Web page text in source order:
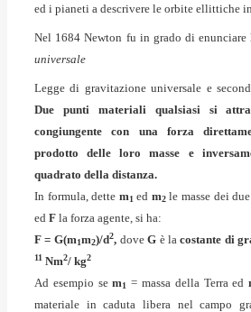
ed i pianeti a descrivere le orbite ellittiche
Nel 1684 Newton fu in grado di enunciare
universale
Legge di gravitazione universale e
Due punti materiali qualsiasi si
congiungente con una forza
prodotto delle loro masse e
quadrato della distanza.
In formula, dette m1 ed m2le masse dei
ed F la forza agente, si ha:
F = G(m1m2)/d2, doveG è lacostante di
11 Nm2/ kg2
Ad esempio sem1= massa della Terra ed
materiale in caduta libera nel campo